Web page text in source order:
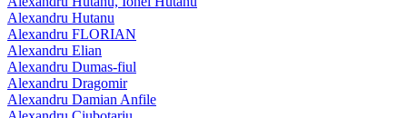
Alexandru Hutanu
Alexandru FLORIAN
Alexandru Elian
Alexandru Dumas-fiul
Alexandru Dragomir
Alexandru Damian Anfile